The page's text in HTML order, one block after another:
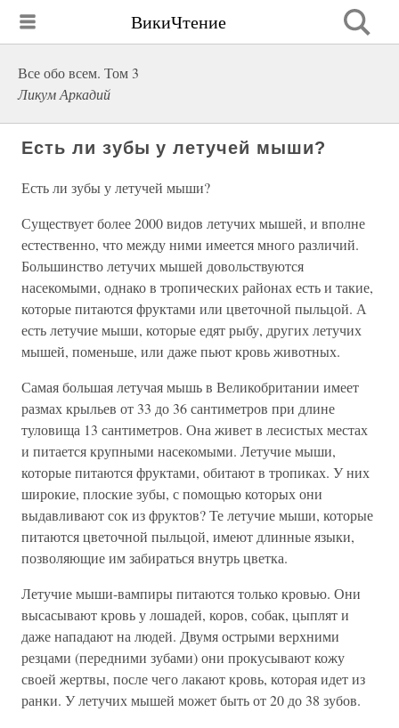
ВикиЧтение
Все обо всем. Том 3
Ликум Аркадий
Есть ли зубы у летучей мыши?
Есть ли зубы у летучей мыши?
Существует более 2000 видов летучих мышей, и вполне
естественно, что между ними имеется много различий.
Большинство летучих мышей довольствуются
насекомыми, однако в тропических районах есть и такие,
которые питаются фруктами или цветочной пыльцой. А
есть летучие мыши, которые едят рыбу, других летучих
мышей, поменьше, или даже пьют кровь животных.
Самая большая летучая мышь в Великобритании имеет
размах крыльев от 33 до 36 сантиметров при длине
туловища 13 сантиметров. Она живет в лесистых местах
и питается крупными насекомыми. Летучие мыши,
которые питаются фруктами, обитают в тропиках. У них
широкие, плоские зубы, с помощью которых они
выдавливают сок из фруктов? Те летучие мыши, которые
питаются цветочной пыльцой, имеют длинные языки,
позволяющие им забираться внутрь цветка.
Летучие мыши-вампиры питаются только кровью. Они
высасывают кровь у лошадей, коров, собак, цыплят и
даже нападают на людей. Двумя острыми верхними
резцами (передними зубами) они прокусывают кожу
своей жертвы, после чего лакают кровь, которая идет из
ранки. У летучих мышей может быть от 20 до 38 зубов.